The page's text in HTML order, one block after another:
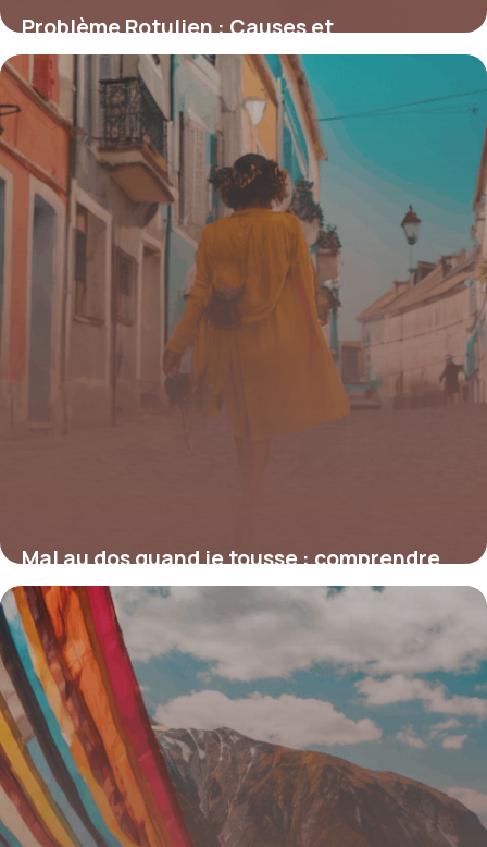
Problème Rotulien : Causes et
Traitements 2026
23 juin 2026
Mal au dos quand je tousse : comprendre
et agir sur ces douleurs insidieuses
19 juin 2026